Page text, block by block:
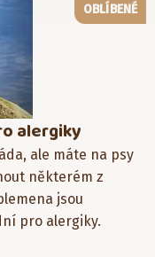
OBLÍBENÉ
alergiky
ale máte na psy
některém z
jsou
pro alergiky.